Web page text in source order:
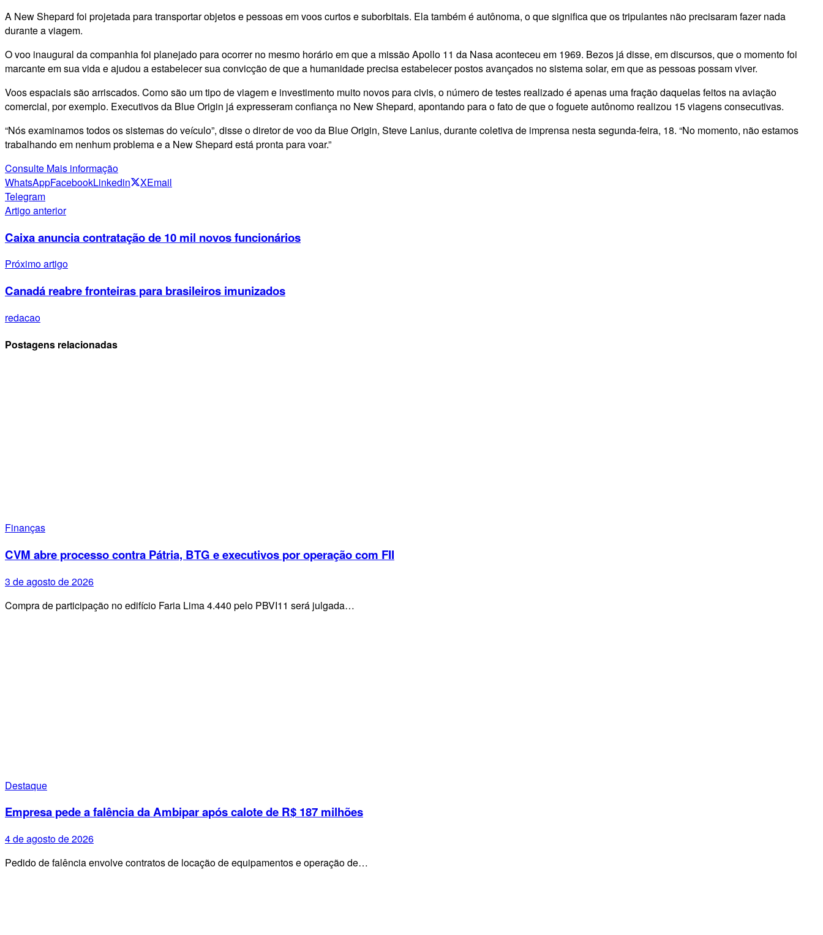
A New Shepard foi projetada para transportar objetos e pessoas em voos curtos e suborbitais. Ela também é autônoma, o que significa que os tripulantes não precisaram fazer nada
durante a viagem.
O voo inaugural da companhia foi planejado para ocorrer no mesmo horário em que a missão Apollo 11 da Nasa aconteceu em 1969. Bezos já disse, em discursos, que o momento foi
marcante em sua vida e ajudou a estabelecer sua convicção de que a humanidade precisa estabelecer postos avançados no sistema solar, em que as pessoas possam viver.
Voos espaciais são arriscados. Como são um tipo de viagem e investimento muito novos para civis, o número de testes realizado é apenas uma fração daquelas feitos na aviação
comercial, por exemplo. Executivos da Blue Origin já expresseram confiança no New Shepard, apontando para o fato de que o foguete autônomo realizou 15 viagens consecutivas.
“Nós examinamos todos os sistemas do veículo”, disse o diretor de voo da Blue Origin, Steve Lanius, durante coletiva de imprensa nesta segunda-feira, 18. “No momento, não estamos
trabalhando em nenhum problema e a New Shepard está pronta para voar.”
Consulte Mais informação
WhatsAppFacebookLinkedin XEmail
Telegram
Artigo anterior
Caixa anuncia contratação de 10 mil novos funcionários
Próximo artigo
Canadá reabre fronteiras para brasileiros imunizados
redacao
Postagens relacionadas
Finanças
CVM abre processo contra Pátria, BTG e executivos por operação com FII
3 de agosto de 2026
Compra de participação no edifício Faria Lima 4.440 pelo PBVI11 será julgada…
Destaque
Empresa pede a falência da Ambipar após calote de R$ 187 milhões
4 de agosto de 2026
Pedido de falência envolve contratos de locação de equipamentos e operação de…